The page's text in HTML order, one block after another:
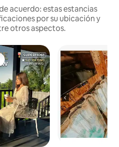
acuerdo: estas estancias
por su ubicación y
otros aspectos.